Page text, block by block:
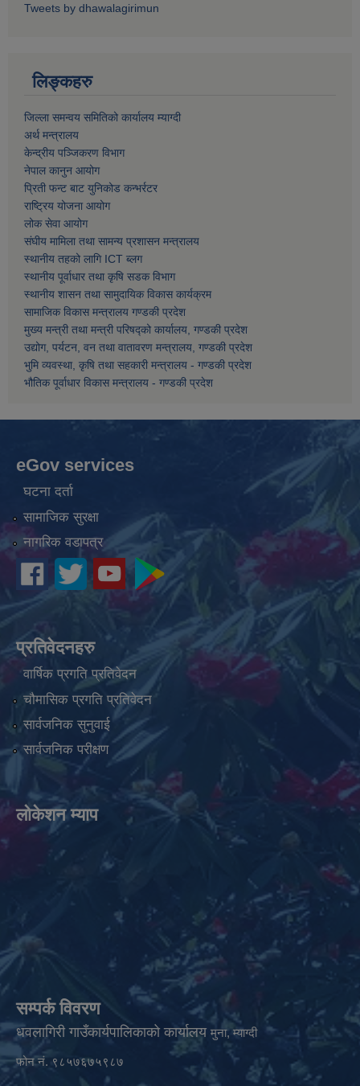
Tweets by dhawalagirimun
लिङ्कहरु
जिल्ला समन्वय समितिको कार्यालय म्याग्दी
अर्थ मन्त्रालय
केन्द्रीय पञ्जिकरण विभाग
नेपाल कानुन आयोग
प्रिती फन्ट बाट युनिकोड कन्भर्रटर
राष्ट्रिय योजना आयोग
लोक सेवा आयोग
संघीय मामिला तथा सामन्य प्रशासन मन्त्रालय
स्थानीय तहको लागि ICT ब्लग
स्थानीय पूर्वाधार तथा कृषि सडक विभाग
स्थानीय शासन तथा सामुदायिक विकास कार्यक्रम
सामाजिक विकास मन्त्रालय गण्डकी प्रदेश
मुख्य मन्त्री तथा मन्त्री परिषद्को कार्यालय, गण्डकी प्रदेश
उद्योग, पर्यटन, वन तथा वातावरण मन्त्रालय, गण्डकी प्रदेश
भुमि व्यवस्था, कृषि तथा सहकारी मन्त्रालय - गण्डकी प्रदेश
भौतिक पूर्वाधार विकास मन्त्रालय - गण्डकी प्रदेश
eGov services
घटना दर्ता
सामाजिक सुरक्षा
नागरिक वडापत्र
प्रतिवेदनहरु
वार्षिक प्रगति प्रतिवेदन
चौमासिक प्रगति प्रतिवेदन
सार्वजनिक सुनुवाई
सार्वजनिक परीक्षण
लोकेशन म्याप
सम्पर्क विवरण
धवलागिरी गाउँकार्यपालिकाको कार्यालय मुना, म्याग्दी
फोन नं. ९८५७६७५९८७